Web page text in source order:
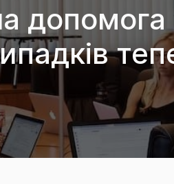
допомога